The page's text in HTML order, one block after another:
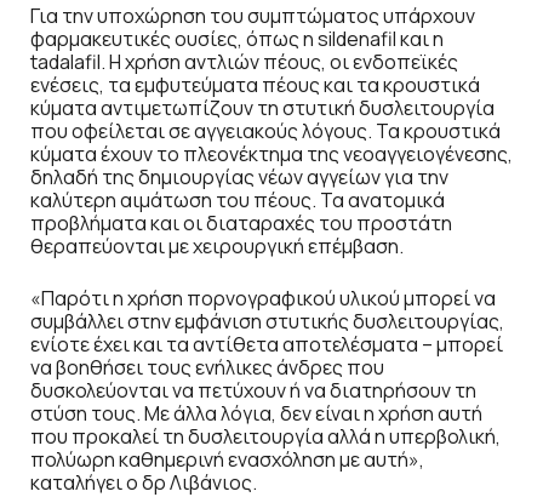
Για την υποχώρηση του συμπτώματος υπάρχουν
φαρμακευτικές ουσίες, όπως η sildenafil και η
tadalafil. Η χρήση αντλιών πέους, οι ενδοπεϊκές
ενέσεις, τα εμφυτεύματα πέους και τα κρουστικά
κύματα αντιμετωπίζουν τη στυτική δυσλειτουργία
που οφείλεται σε αγγειακούς λόγους. Τα κρουστικά
κύματα έχουν το πλεονέκτημα της νεοαγγειογένεσης,
δηλαδή της δημιουργίας νέων αγγείων για την
καλύτερη αιμάτωση του πέους. Τα ανατομικά
προβλήματα και οι διαταραχές του προστάτη
θεραπεύονται με χειρουργική επέμβαση.
«Παρότι η χρήση πορνογραφικού υλικού μπορεί να
συμβάλλει στην εμφάνιση στυτικής δυσλειτουργίας,
ενίοτε έχει και τα αντίθετα αποτελέσματα – μπορεί
να βοηθήσει τους ενήλικες άνδρες που
δυσκολεύονται να πετύχουν ή να διατηρήσουν τη
στύση τους. Με άλλα λόγια, δεν είναι η χρήση αυτή
που προκαλεί τη δυσλειτουργία αλλά η υπερβολική,
πολύωρη καθημερινή ενασχόληση με αυτή»,
καταλήγει ο δρ Λιβάνιος.